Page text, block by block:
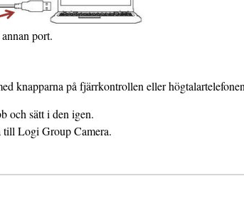
port.
knapparna på fjärrkontrollen eller
och sätt i den igen.
till Logi Group Camera.